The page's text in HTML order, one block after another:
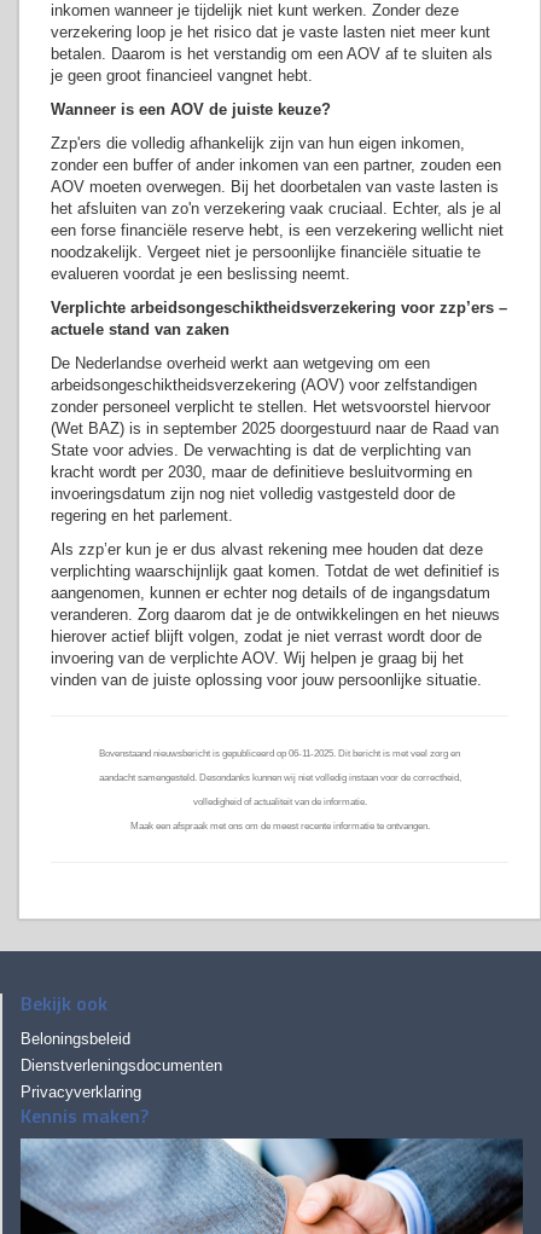
inkomen wanneer je tijdelijk niet kunt werken. Zonder deze
verzekering loop je het risico dat je vaste lasten niet meer kunt
betalen. Daarom is het verstandig om een AOV af te sluiten als
je geen groot financieel vangnet hebt.
Wanneer is een AOV de juiste keuze?
Zzp'ers die volledig afhankelijk zijn van hun eigen inkomen,
zonder een buffer of ander inkomen van een partner, zouden een
AOV moeten overwegen. Bij het doorbetalen van vaste lasten is
het afsluiten van zo'n verzekering vaak cruciaal. Echter, als je al
een forse financiële reserve hebt, is een verzekering wellicht niet
noodzakelijk. Vergeet niet je persoonlijke financiële situatie te
evalueren voordat je een beslissing neemt.
Verplichte arbeidsongeschiktheidsverzekering voor zzp’ers –
actuele stand van zaken
De Nederlandse overheid werkt aan wetgeving om een
arbeidsongeschiktheidsverzekering (AOV) voor zelfstandigen
zonder personeel verplicht te stellen. Het wetsvoorstel hiervoor
(Wet BAZ) is in september 2025 doorgestuurd naar de Raad van
State voor advies. De verwachting is dat de verplichting van
kracht wordt per 2030, maar de definitieve besluitvorming en
invoeringsdatum zijn nog niet volledig vastgesteld door de
regering en het parlement.
Als zzp’er kun je er dus alvast rekening mee houden dat deze
verplichting waarschijnlijk gaat komen. Totdat de wet definitief is
aangenomen, kunnen er echter nog details of de ingangsdatum
veranderen. Zorg daarom dat je de ontwikkelingen en het nieuws
hierover actief blijft volgen, zodat je niet verrast wordt door de
invoering van de verplichte AOV. ​ Wij helpen je graag bij het
vinden van de juiste oplossing voor jouw persoonlijke situatie.
Bovenstaand nieuwsbericht is gepubliceerd op 06-11-2025. Dit bericht is met veel zorg en
aandacht samengesteld. Desondanks kunnen wij niet volledig instaan voor de correctheid,
volledigheid of actualiteit van de informatie.
Maak een afspraak met ons om de meest recente informatie te ontvangen.
Bekijk ook
Beloningsbeleid
Dienstverleningsdocumenten
Privacyverklaring
Kennis maken?